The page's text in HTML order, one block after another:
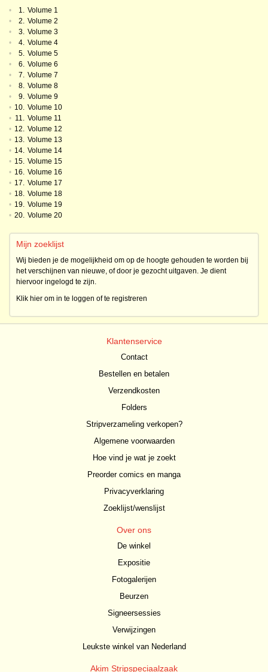
• 1. Volume 1
•
2. Volume 2
•
3. Volume 3
•
4. Volume 4
•
5. Volume 5
•
6. Volume 6
•
7. Volume 7
•
8. Volume 8
•
9. Volume 9
• 10. Volume 10
• 11. Volume 11
• 12. Volume 12
• 13. Volume 13
• 14. Volume 14
• 15. Volume 15
• 16. Volume 16
• 17. Volume 17
• 18. Volume 18
• 19. Volume 19
• 20. Volume 20
Mijn zoeklijst
Wij bieden je de mogelijkheid om op de hoogte gehouden te worden bij
het verschijnen van nieuwe, of door je gezocht uitgaven. Je dient
hiervoor ingelogd te zijn.
Klik hier om in te loggen of te registreren
Klantenservice
Contact
Bestellen en betalen
Verzendkosten
Folders
Stripverzameling verkopen?
Algemene voorwaarden
Hoe vind je wat je zoekt
Preorder comics en manga
Privacyverklaring
Zoeklijst/wenslijst
Over ons
De winkel
Expositie
Fotogalerijen
Beurzen
Signeersessies
Verwijzingen
Leukste winkel van Nederland
Akim Stripspeciaalzaak